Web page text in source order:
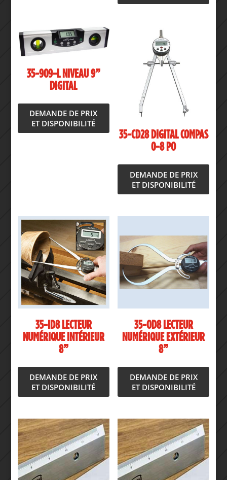
35-909-L NIVEAU 9”
DIGITAL
DEMANDE DE PRIX
ET DISPONIBILITÉ
35-CD28 DIGITAL COMPAS
0-8 PO
DEMANDE DE PRIX
ET DISPONIBILITÉ
35-ID8 LECTEUR
NUMÉRIQUE INTÉRIEUR
8”
DEMANDE DE PRIX
ET DISPONIBILITÉ
35-OD8 LECTEUR
NUMÉRIQUE EXTÉRIEUR
8”
DEMANDE DE PRIX
ET DISPONIBILITÉ